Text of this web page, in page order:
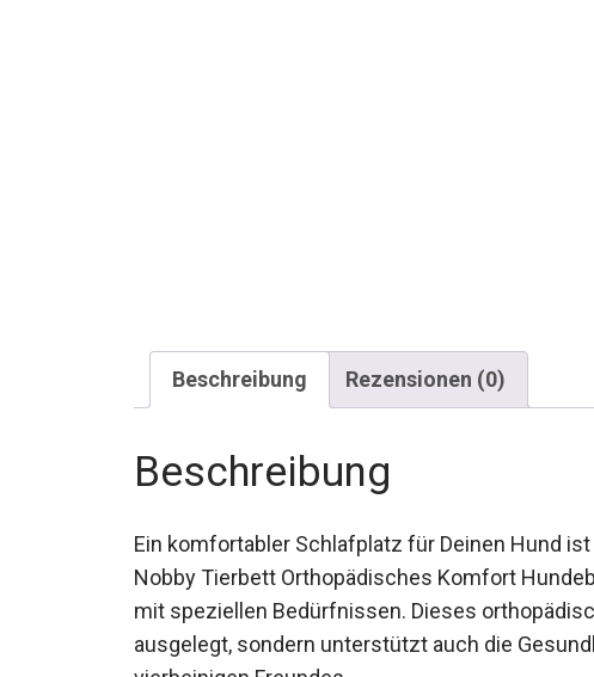
Beschreibung Rezensionen (0)
Beschreibung
Ein komfortabler Schlafplatz für Deinen Hund
Nobby Tierbett Orthopädisches Komfort
mit speziellen Bedürfnissen. Dieses
ausgelegt, sondern unterstützt auch die